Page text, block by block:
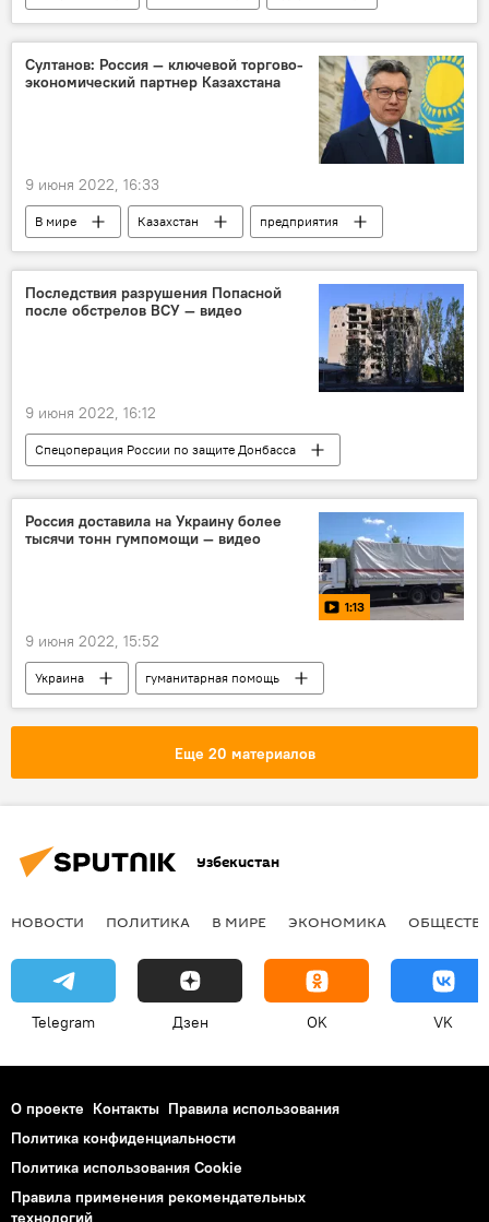
Узбекистан
Султанов: Россия — ключевой торгово-
экономический партнер Казахстана
9 июня 2022, 16:33
В мире Казахстан
предприятия
партнерство
Последствия разрушения Попасной
после обстрелов ВСУ — видео
9 июня 2022, 16:12
Спецоперация России по защите Донбасса
журналисты
ЛНР обстрел
Россия доставила на Украину более
тысячи тонн гумпомощи — видео
1:13
9 июня 2022, 15:52
Украина
гуманитарная помощь
ДНР
ЛНР
продукты
Еще 20 материалов
Узбекистан
НОВОСТИ ПОЛИТИКА В МИРЕ ЭКОНОМИКА
Telegram Дзен OK VK
О проекте Контакты Правила использования
Политика конфиденциальности
Политика использования Cookie
Правила применения рекомендательных
технологий